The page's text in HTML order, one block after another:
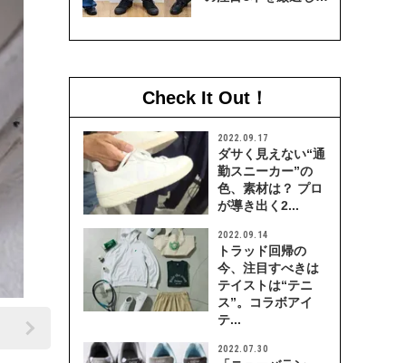
Check It Out！
2022.09.17
ダサく見えない“通
勤スニーカー”の
色、素材は？ プロ
が導き出く2...
2022.09.14
トラッド回帰の
今、注目すべきは
テイストは“テニ
ス”。コラボアイ
テ...
2022.07.30